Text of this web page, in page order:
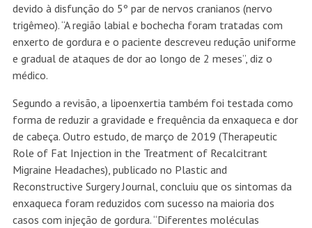
devido à disfunção do 5º par de nervos cranianos (nervo
trigêmeo). “A região labial e bochecha foram tratadas com
enxerto de gordura e o paciente descreveu redução uniforme
e gradual de ataques de dor ao longo de 2 meses”, diz o
médico.
Segundo a revisão, a lipoenxertia também foi testada como
forma de reduzir a gravidade e frequência da enxaqueca e dor
de cabeça. Outro estudo, de março de 2019 (Therapeutic
Role of Fat Injection in the Treatment of Recalcitrant
Migraine Headaches), publicado no Plastic and
Reconstructive Surgery Journal, concluiu que os sintomas da
enxaqueca foram reduzidos com sucesso na maioria dos
casos com injeção de gordura. “Diferentes moléculas